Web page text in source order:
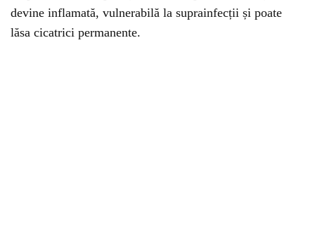
devine inflamată, vulnerabilă la suprainfecții și poate
lăsa cicatrici permanente.